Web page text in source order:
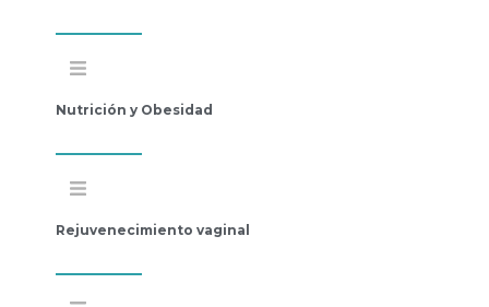
Nutrición y Obesidad
Rejuvenecimiento vaginal